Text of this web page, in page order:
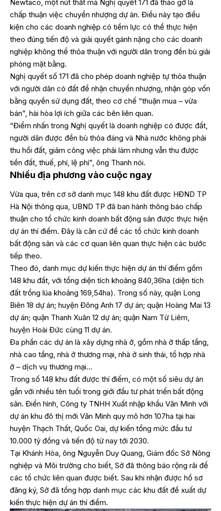
Newtaco, một nút thắt mà Nghị quyết 171 đã tháo gỡ là
chấp thuận việc chuyển nhượng dự án. Điều này tạo điều
kiện cho các doanh nghiệp có tiềm lực có thể thực hiện
theo đúng tiến độ và giải quyết gánh nặng cho các doanh
nghiệp không thể thỏa thuận với người dân trong đền bù giải
phóng mặt bằng.
Nghị quyết số 171 đã cho phép doanh nghiệp tự thỏa thuận
với người dân có đất để nhận chuyển nhượng, nhận góp vốn
bằng quyền sử dụng đất, theo cơ chế “thuận mua – vừa
bán”, hài hòa lợi ích giữa các bên liên quan.
“Điểm nhấn trong Nghị quyết là doanh nghiệp có được đất,
người dân được đền bù thỏa đáng và Nhà nước không phải
thu hồi đất, giảm công việc phải làm nhưng vẫn thu được
tiền đất, thuế, phí, lệ phí”, ông Thanh nói.
Nhiều địa phương vào cuộc ngay
Vừa qua, trên cơ sở danh mục 148 khu đất được HĐND TP
Hà Nội thông qua, UBND TP đã ban hành thông báo chấp
thuận cho tổ chức kinh doanh bất động sản được thực hiện
dự án thí điểm. Đây là căn cứ để các tổ chức kinh doanh
bất động sản và các cơ quan liên quan thực hiện các bước
tiếp theo.
Theo đó, danh mục dự kiến thực hiện dự án thí điểm gồm
148 khu đất, với tổng diện tích khoảng 840,36ha (diện tích
đất trồng lúa khoảng 169,54ha). Trong số này, quận Long
Biên 18 dự án; huyện Đông Anh 17 dự án; quận Hoàng Mai 13
dự án; quận Thanh Xuân 12 dự án; quận Nam Từ Liêm,
huyện Hoài Đức cùng 11 dự án.
Đa phần các dự án là xây dựng nhà ở, gồm nhà ở thấp tầng,
nhà cao tầng, nhà ở thương mại, nhà ở sinh thái, tổ hợp nhà
ở – dịch vụ thương mại…
Trong số 148 khu đất được thí điểm, có một số siêu dự án
gắn với nhiều tên tuổi trong giới đầu tư phát triển bất động
sản. Điển hình, Công ty TNHH Xuất nhập khẩu Văn Minh với
dự án khu đô thị mới Văn Minh quy mô hơn 107ha tại hai
huyện Thạch Thất, Quốc Oai, dự kiến tổng mức đầu tư
10.000 tỷ đồng và tiến độ từ nay tới 2030.
Tại Khánh Hòa, ông Nguyễn Duy Quang, Giám đốc Sở Nông
nghiệp và Môi trường cho biết, Sở đã thông báo rộng rãi để
các tổ chức liên quan được biết. Sau khi nhận được hồ sơ
đăng ký, Sở đã tổng hợp danh mục các khu đất đề xuất dự
kiến thực hiện dự án thí điểm.